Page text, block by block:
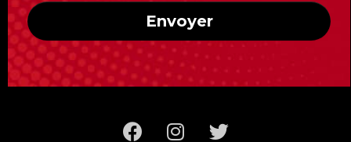
les meilleurs billets disponibles, des hôtels
de première classe, des transferts privés au
circuit et un accès uniquement réservé aux
clients de Formula Tours !
Envoyer